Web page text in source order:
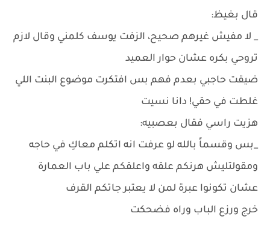
قال بغيظ:
_ لا مفيش غيرهم صحيح، الزفت يوسف كلمني وقال لازم
تروحي بكره عشان حوار العميد
ضيقت حاجبي بعدم فهم بس افتكرت موضوع البنت اللي
غلطت في حقي! دانا نسيت
هزيت راسي فقال بعصبيه:
_بس وقسماً بالله لو عرفت انه اتكلم معاكِ في حاجه
ومقولتليش هرنكم علقه واعلقكم علي باب العمارة
عشان تكونوا عبرة لمن لا يعتبر جاتكم القرف
خرج ورزع الباب وراه فضحكت